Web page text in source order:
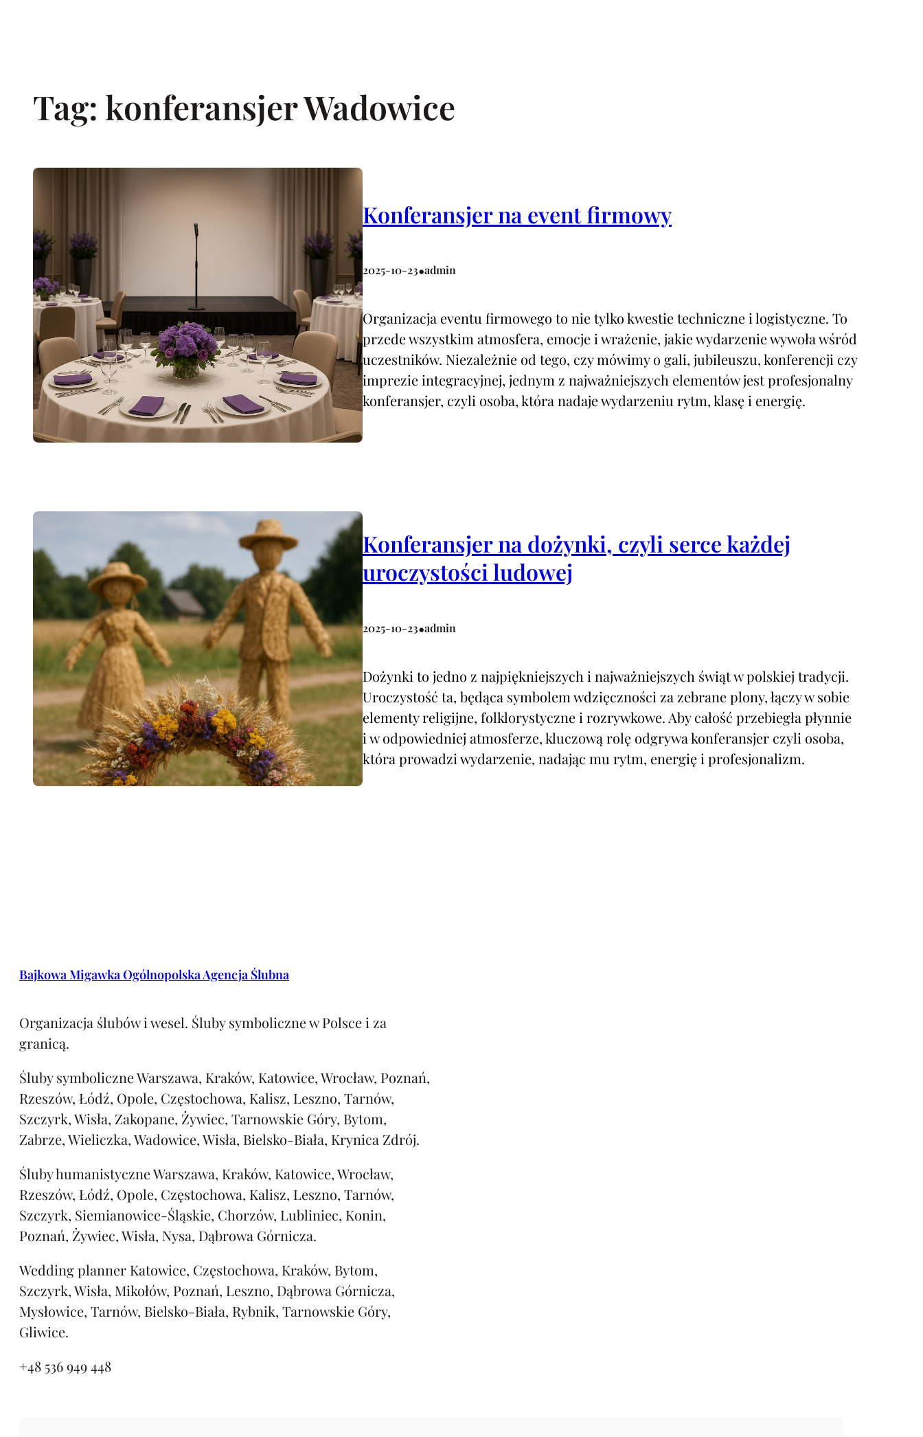
Tag: konferansjer Wadowice
Konferansjer na event firmowy
2025-10-23•admin
Organizacja eventu firmowego to nie tylko kwestie techniczne i logistyczne. To
przede wszystkim atmosfera, emocje i wrażenie, jakie wydarzenie wywoła wśród
uczestników. Niezależnie od tego, czy mówimy o gali, jubileuszu, konferencji czy
imprezie integracyjnej, jednym z najważniejszych elementów jest profesjonalny
konferansjer, czyli osoba, która nadaje wydarzeniu rytm, klasę i energię.
Konferansjer na dożynki, czyli serce każdej
uroczystości ludowej
2025-10-23•admin
Dożynki to jedno z najpiękniejszych i najważniejszych świąt w polskiej tradycji.
Uroczystość ta, będąca symbolem wdzięczności za zebrane plony, łączy w sobie
elementy religijne, folklorystyczne i rozrywkowe. Aby całość przebiegła płynnie
i w odpowiedniej atmosferze, kluczową rolę odgrywa konferansjer czyli osoba,
która prowadzi wydarzenie, nadając mu rytm, energię i profesjonalizm.
Bajkowa Migawka Ogólnopolska Agencja Ślubna
Organizacja ślubów i wesel. Śluby symboliczne w Polsce i za
granicą.
Śluby symboliczne Warszawa, Kraków, Katowice, Wrocław, Poznań,
Rzeszów, Łódź, Opole, Częstochowa, Kalisz, Leszno, Tarnów,
Szczyrk, Wisła, Zakopane, Żywiec, Tarnowskie Góry, Bytom,
Zabrze, Wieliczka, Wadowice, Wisła, Bielsko-Biała, Krynica Zdrój.
Śluby humanistyczne Warszawa, Kraków, Katowice, Wrocław,
Rzeszów, Łódź, Opole, Częstochowa, Kalisz, Leszno, Tarnów,
Szczyrk, Siemianowice-Śląskie, Chorzów, Lubliniec, Konin,
Poznań, Żywiec, Wisła, Nysa, Dąbrowa Górnicza.
Wedding planner Katowice, Częstochowa, Kraków, Bytom,
Szczyrk, Wisła, Mikołów, Poznań, Leszno, Dąbrowa Górnicza,
Mysłowice, Tarnów, Bielsko-Biała, Rybnik, Tarnowskie Góry,
Gliwice.
+48 536 949 448